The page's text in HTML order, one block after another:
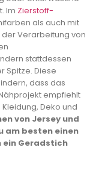
Im Zierstoff-
als auch mit
Verarbeitung von
stattdessen
Spitze. Diese
dass das
empfiehlt
Deko und
von Jersey und
am besten einen
ein Geradstich